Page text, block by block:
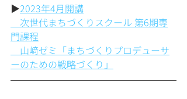
▶︎2023年4月開講
次世代まちづくりスクール 第6期専
門課程
山﨑ゼミ「まちづくりプロデューサ
ーのための戦略づくり​」